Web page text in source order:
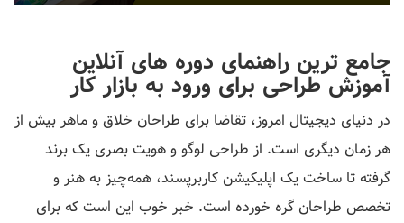
جامع ترین راهنمای دوره های آنلاین
آموزش طراحی برای ورود به بازار کار
در دنیای دیجیتال امروز، تقاضا برای طراحان خلاق و ماهر بیش از
هر زمان دیگری است. از طراحی لوگو و هویت بصری یک برند
گرفته تا ساخت یک اپلیکیشن کاربرپسند، همه‌چیز به هنر و
تخصص طراحان گره خورده است. خبر خوب این است که برای